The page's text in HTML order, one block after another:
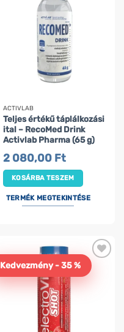
ACTIVLAB
Teljes értékű táplálkozási
ital – RecoMed Drink
Activlab Pharma (65 g)
2 080,00 Ft
KOSÁRBA TESZEM
TERMÉK MEGTEKINTÉSE
Kedvezmény - 35 %